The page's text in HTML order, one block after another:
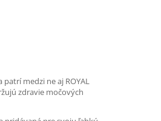
medzi ne aj ROYAL
zdravie močových